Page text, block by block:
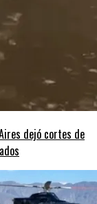
dejó cortes de